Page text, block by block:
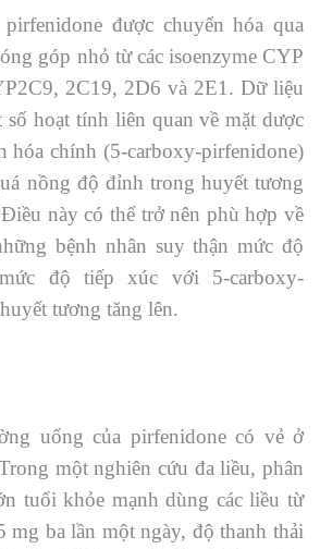
được chuyển hóa qua
góp nhỏ từ các isoenzyme CYP
2C19, 2D6 và 2E1. Dữ liệu
hoạt tính liên quan về mặt dược
hóa chính (5-carboxy-pirfenidone)
nồng độ đỉnh trong huyết tương
này có thể trở nên phù hợp về
bệnh nhân suy thận mức độ
độ tiếp xúc với 5-carboxy-
tương tăng lên.
uống của pirfenidone có vẻ ở
một nghiên cứu đa liều, phân
tuổi khỏe mạnh dùng các liều từ
mg ba lần một ngày, độ thanh thải